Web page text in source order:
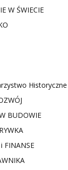
W ŚWIECIE
Historyczne
BUDOWIE
FINANSE